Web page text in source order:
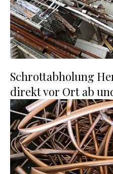
Schrottabholung
direkt vor Ort ab